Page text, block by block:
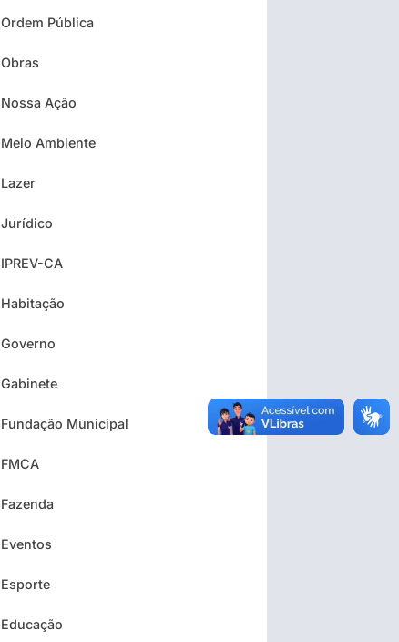
Ordem Pública
Obras
Nossa Ação
Meio Ambiente
Lazer
Jurídico
IPREV-CA
Habitação
Governo
Gabinete
Fundação Municipal
FMCA
Fazenda
Eventos
Esporte
Educação